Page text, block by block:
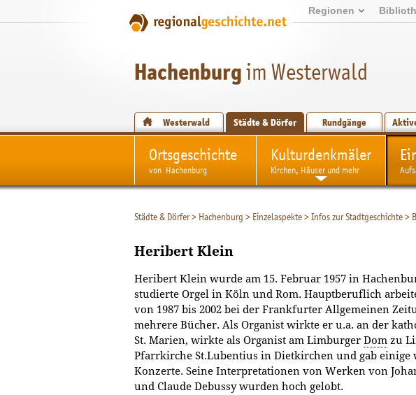
Regionen
Hachenburgim Westerwald
Westerwald Städte & Dörfer Rundgänge
Ortsgeschichte
von Hachenburg
Kulturdenkmäler
Kirchen, Häuser und mehr
Städte & Dörfer> Hachenburg > Einzelaspekte>Infos zur Stadtgeschichte>
Heribert Klein
Heribert Klein wurde am 15. Februar 1957 in
studierte Orgel in Köln und Rom. Hauptberuflich
von 1987 bis 2002 bei der Frankfurter Allgemeinen
mehrere Bücher. Als Organist wirkte er u.a. an der
St. Marien, wirkte als Organist am Limburger Dom zu
Pfarrkirche St.Lubentius in Dietkirchen und gab einige
Konzerte. Seine Interpretationen von Werken von
und Claude Debussy wurden hoch gelobt.